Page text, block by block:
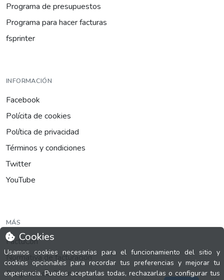
Cookies
Usamos cookies necesarias para el funcionamiento del sitio y
cookies opcionales para recordar tus preferencias y mejorar tu
experiencia. Puedes aceptarlas todas, rechazarlas o configurar tus
Programa de presupuestos
Programa para hacer facturas
fsprinter
INFORMACIÓN
Facebook
Polícita de cookies
Política de privacidad
Términos y condiciones
Twitter
YouTube
MÁS
FactuCon
Normativa de facturación
Programa de Partners